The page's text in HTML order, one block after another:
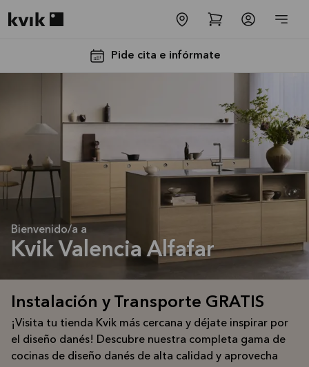
Pide cita e infórmate
Instalación
y
La oferta es
Ver
más
Bienvenido/a a
Kvik Valencia Alfafar
Instalación y Transporte GRATIS
¡Visita tu tienda Kvik más cercana y déjate inspirar por
el diseño danés! Descubre nuestra completa gama de
cocinas de diseño danés de alta calidad y aprovecha